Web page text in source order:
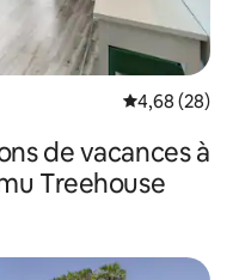
Évaluation
4,68 (28)
de vacances à
Treehouse